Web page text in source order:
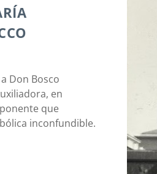
Don Bosco
en
que
inconfundible.